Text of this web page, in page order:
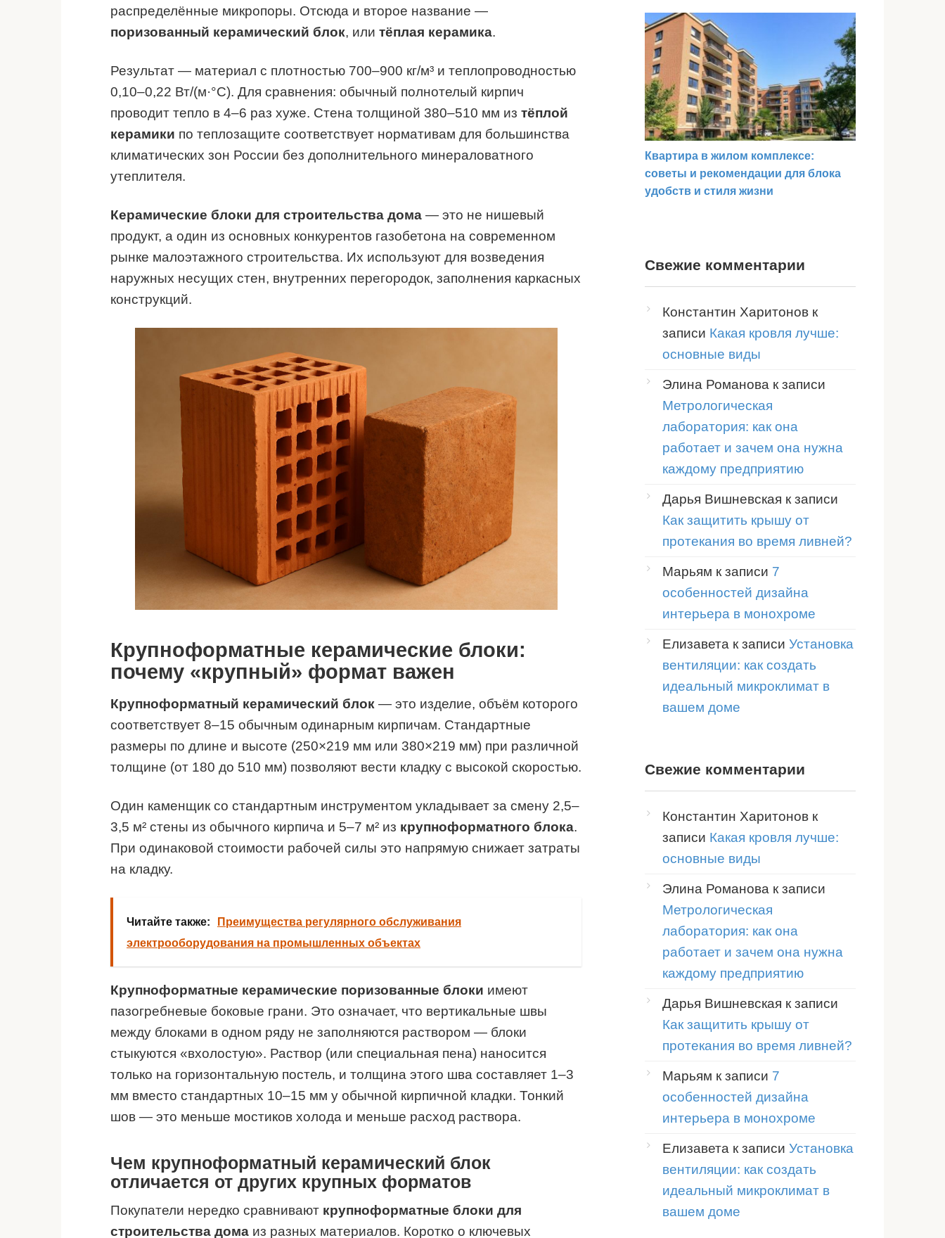
распределённые микропоры. Отсюда и второе название —
поризованный керамический блок, или тёплая керамика.
Результат — материал с плотностью 700–900 кг/м³ и теплопроводностью
0,10–0,22 Вт/(м·°C). Для сравнения: обычный полнотелый кирпич
проводит тепло в 4–6 раз хуже. Стена толщиной 380–510 мм из тёплой
керамики по теплозащите соответствует нормативам для большинства
климатических зон России без дополнительного минераловатного
утеплителя.
Керамические блоки для строительства дома — это не нишевый
продукт, а один из основных конкурентов газобетона на современном
рынке малоэтажного строительства. Их используют для возведения
наружных несущих стен, внутренних перегородок, заполнения каркасных
конструкций.
Крупноформатные керамические блоки:
почему «крупный» формат важен
Крупноформатный керамический блок — это изделие, объём которого
соответствует 8–15 обычным одинарным кирпичам. Стандартные
размеры по длине и высоте (250×219 мм или 380×219 мм) при различной
толщине (от 180 до 510 мм) позволяют вести кладку с высокой скоростью.
Один каменщик со стандартным инструментом укладывает за смену 2,5–
3,5 м² стены из обычного кирпича и 5–7 м² из крупноформатного блока.
При одинаковой стоимости рабочей силы это напрямую снижает затраты
на кладку.
Читайте также:
Преимущества регулярного обслуживания
электрооборудования на промышленных объектах
Крупноформатные керамические поризованные блоки имеют
пазогребневые боковые грани. Это означает, что вертикальные швы
между блоками в одном ряду не заполняются раствором — блоки
стыкуются «вхолостую». Раствор (или специальная пена) наносится
только на горизонтальную постель, и толщина этого шва составляет 1–3
мм вместо стандартных 10–15 мм у обычной кирпичной кладки. Тонкий
шов — это меньше мостиков холода и меньше расход раствора.
Чем крупноформатный керамический блок
отличается от других крупных форматов
Покупатели нередко сравнивают крупноформатные блоки для
строительства дома из разных материалов. Коротко о ключевых
Квартира в жилом комплексе:
советы и рекомендации для блока
удобств и стиля жизни
Свежие комментарии
Константин Харитонов к
записи Какая кровля лучше:
основные виды
Элина Романова к записи
Метрологическая
лаборатория: как она
работает и зачем она нужна
каждому предприятию
Дарья Вишневская к записи
Как защитить крышу от
протекания во время ливней?
Марьям к записи 7
особенностей дизайна
интерьера в монохроме
Елизавета к записи Установка
вентиляции: как создать
идеальный микроклимат в
вашем доме
Свежие комментарии
Константин Харитонов к
записи Какая кровля лучше:
основные виды
Элина Романова к записи
Метрологическая
лаборатория: как она
работает и зачем она нужна
каждому предприятию
Дарья Вишневская к записи
Как защитить крышу от
протекания во время ливней?
Марьям к записи 7
особенностей дизайна
интерьера в монохроме
Елизавета к записи Установка
вентиляции: как создать
идеальный микроклимат в
вашем доме